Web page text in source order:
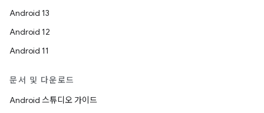
Android 13
Android 12
Android 11
문서 및 다운로드
Android 스튜디오 가이드